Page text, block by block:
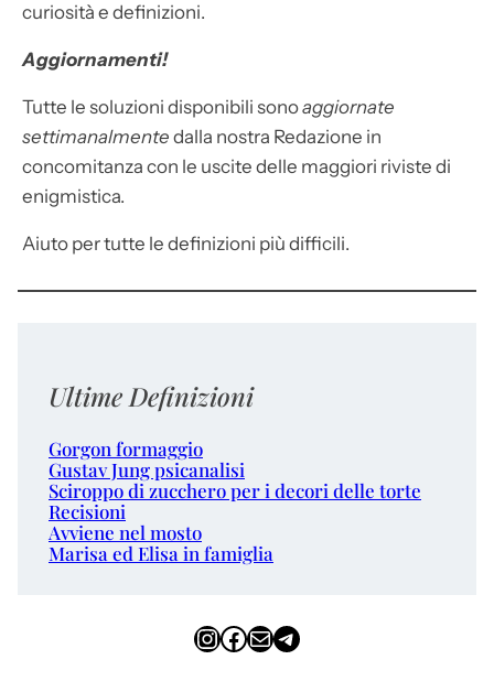
curiosità e definizioni.
Aggiornamenti!
Tutte le soluzioni disponibili sonoaggiornate
settimanalmente dalla nostra Redazione in
concomitanza con le uscite delle maggiori riviste di
enigmistica.
Aiuto per tutte le definizioni più difficili.
Ultime Definizioni
Gorgon formaggio
Gustav Jung psicanalisi
Sciroppo di zucchero per i decori delle torte
Recisioni
Avviene nel mosto
Marisa ed Elisa in famiglia
InstagramFacebook Email Telegram